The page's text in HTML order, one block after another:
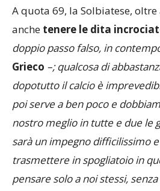
A quota 69, la Solbiatese,
anche tenere le dita
doppio passo falso, in
Grieco –; qualcosa di
dopotutto il calcio è
poi serve a ben poco e
nostro meglio in tutte e due le
sarà un impegno difficilissimo
trasmettere in spogliatoio in
pensare solo a noi stessi,